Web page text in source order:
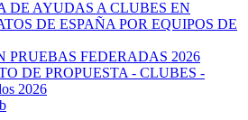
DE AYUDAS A CLUBES EN
DE ESPAÑA POR EQUIPOS DE
PRUEBAS FEDERADAS 2026
DE PROPUESTA - CLUBES -
2026